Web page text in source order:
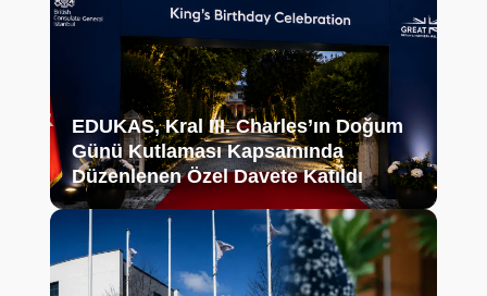
EDUKAS, Kral III. Charles’ın Doğum
Günü Kutlaması Kapsamında
Düzenlenen Özel Davete Katıldı